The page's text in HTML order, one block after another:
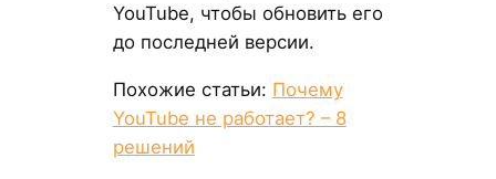
YouTube, чтобы обновить его
до последней версии.
Похожие статьи: Почему
YouTube не работает? – 8
решений